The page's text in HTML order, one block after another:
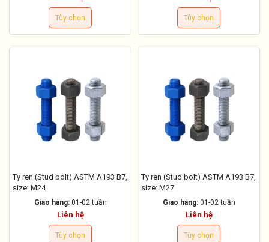
Tùy chọn Tùy chọn
Ty ren (Stud bolt) ASTM A193 B7,
size: M24
Giao hàng: 01-02 tuần
Liên hệ
Tùy chọn
Ty ren (Stud bolt) ASTM A193 B7,
size: M27
Giao hàng: 01-02 tuần
Liên hệ
Tùy chọn